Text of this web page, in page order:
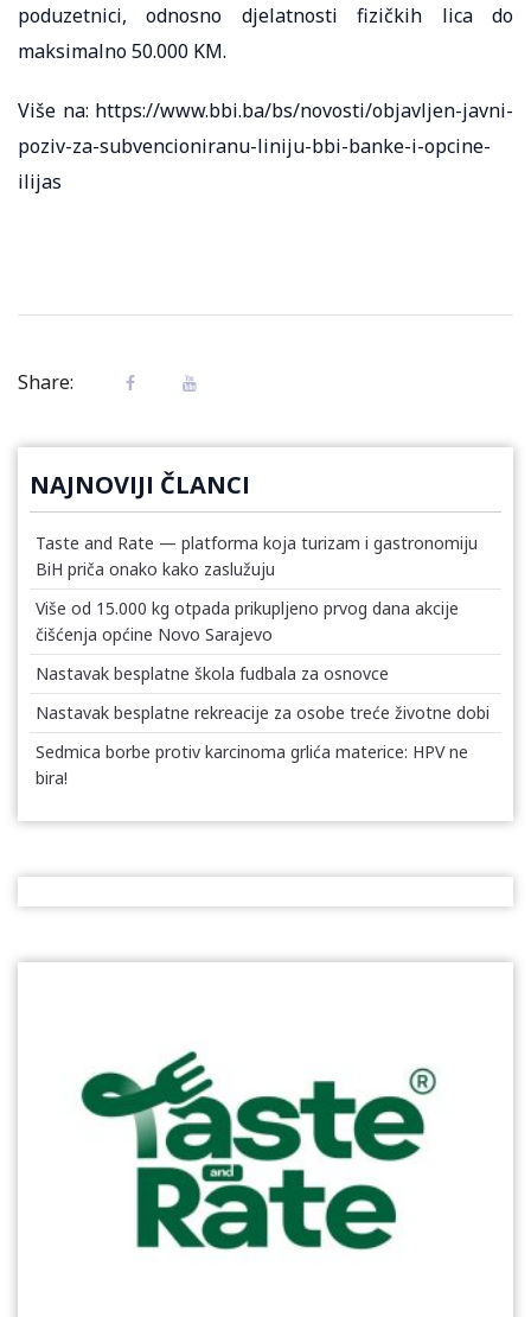
poduzetnici, odnosno djelatnosti fizičkih lica do
maksimalno 50.000 KM.
Više na: https://www.bbi.ba/bs/novosti/objavljen-javni-
poziv-za-subvencioniranu-liniju-bbi-banke-i-opcine-
ilijas
Share:
NAJNOVIJI ČLANCI
Taste and Rate — platforma koja turizam i gastronomiju
BiH priča onako kako zaslužuju
Više od 15.000 kg otpada prikupljeno prvog dana akcije
čišćenja općine Novo Sarajevo
Nastavak besplatne škola fudbala za osnovce
Nastavak besplatne rekreacije za osobe treće životne dobi
Sedmica borbe protiv karcinoma grlića materice: HPV ne
bira!